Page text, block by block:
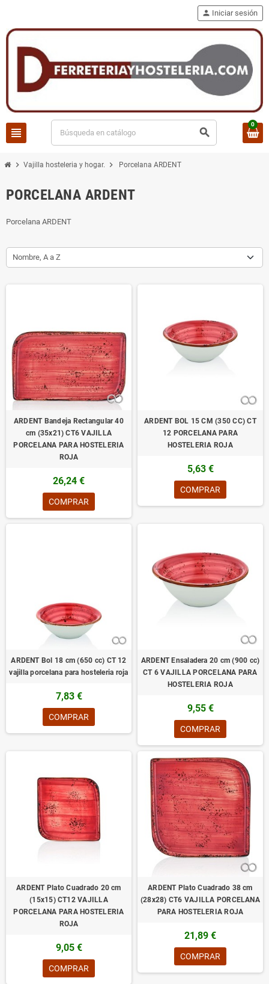
view_headline search
person Iniciar sesión
0
chevron_right Vajilla hosteleria y hogar. chevron_right Porcelana ARDENT
PORCELANA ARDENT
Porcelana ARDENT
Nombre, A a Z
ARDENT Bandeja Rectangular 40
cm (35x21) CT6 VAJILLA
PORCELANA PARA HOSTELERIA
ROJA
26,24 €
COMPRAR
ARDENT BOL 15 CM (350 CC) CT
12 PORCELANA PARA
HOSTELERIA ROJA
5,63 €
COMPRAR
ARDENT Bol 18 cm (650 cc) CT 12
vajilla porcelana para hosteleria roja
7,83 €
COMPRAR
ARDENT Ensaladera 20 cm (900 cc)
CT 6 VAJILLA PORCELANA PARA
HOSTELERIA ROJA
9,55 €
COMPRAR
ARDENT Plato Cuadrado 20 cm
(15x15) CT12 VAJILLA
PORCELANA PARA HOSTELERIA
ROJA
9,05 €
COMPRAR
ARDENT Plato Cuadrado 38 cm
(28x28) CT6 VAJILLA PORCELANA
PARA HOSTELERIA ROJA
21,89 €
COMPRAR